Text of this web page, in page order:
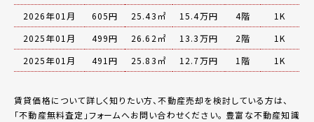
2026年01月
605円 25.43㎡ 15.4万円 4階
1K
2025年01月
499円 26.62㎡ 13.3万円 2階
1K
2025年01月
491円 25.83㎡ 12.7万円 1階 1K
賃貸価格について詳しく知りたい方、不動産売却を検討している方は、
「不動産無料査定 」フォームへお問い合わせください。 豊富な不動産知識